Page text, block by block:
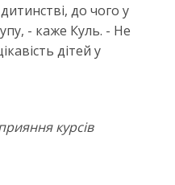
до чого у
- каже Куль. - Не
дітей у
курсів